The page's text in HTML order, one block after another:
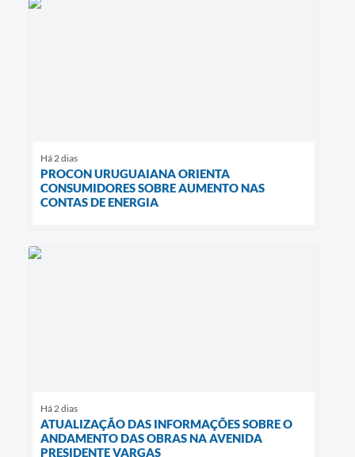
Há 2 dias
PROCON URUGUAIANA ORIENTA
CONSUMIDORES SOBRE AUMENTO NAS
CONTAS DE ENERGIA
Há 2 dias
ATUALIZAÇÃO DAS INFORMAÇÕES SOBRE O
ANDAMENTO DAS OBRAS NA AVENIDA
PRESIDENTE VARGAS